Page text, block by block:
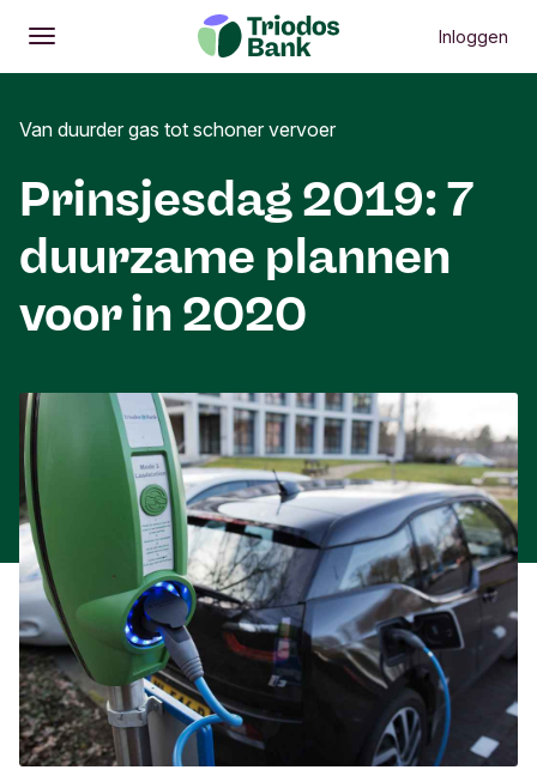
Openen
Hoofdmenu Inloggen
Van duurder gas tot schoner vervoer
Prinsjesdag 2019: 7
duurzame plannen
voor in 2020